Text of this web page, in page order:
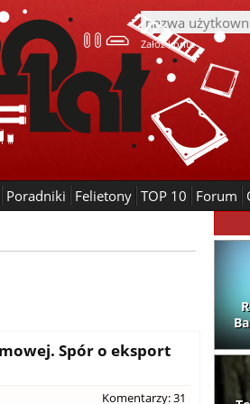
Załóż konto
Poradniki Felietony TOP 10 Forum
Spór o eksport
Komentarzy: 31